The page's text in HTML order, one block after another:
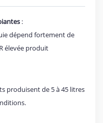
:
dépend fortement de
élevée produit
produisent de 5 à 45 litres